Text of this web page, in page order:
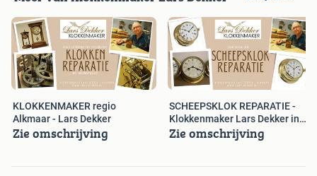
KLOKKENMAKER regio
Alkmaar - Lars Dekker
Zie omschrijving
SCHEEPSKLOK REPARATIE -
Klokkenmaker Lars Dekker in
Alkmaar
Zie omschrijving